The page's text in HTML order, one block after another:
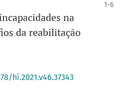
1-6
na
da reabilitação
hi.2021.v46.37343